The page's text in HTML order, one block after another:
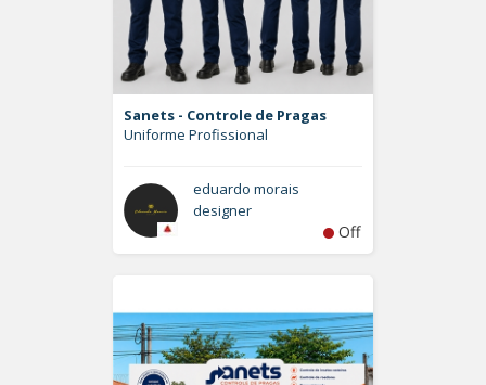
Sanets - Controle de Pragas
Uniforme Profissional
eduardo morais
designer
Off